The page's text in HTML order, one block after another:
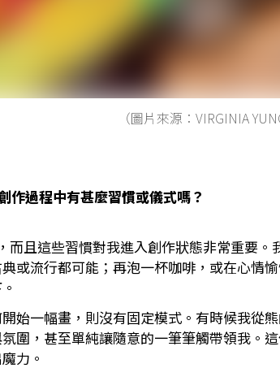
（圖片來源：VIRGINIA
作過程中有甚麼習慣或儀式嗎？
而且這些習慣對我進入創作狀態非常重要
或流行都可能；再泡一杯咖啡，或在心情
始一幅畫，則沒有固定模式。有時候我從
圍，甚至單純讓隨意的一筆筆觸帶領我。
力。